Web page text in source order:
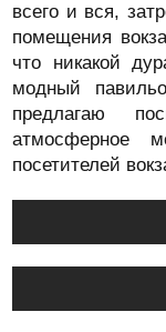
всего и вся,
помещения
что никакой
модный
предлагаю
атмосферное
посетителей